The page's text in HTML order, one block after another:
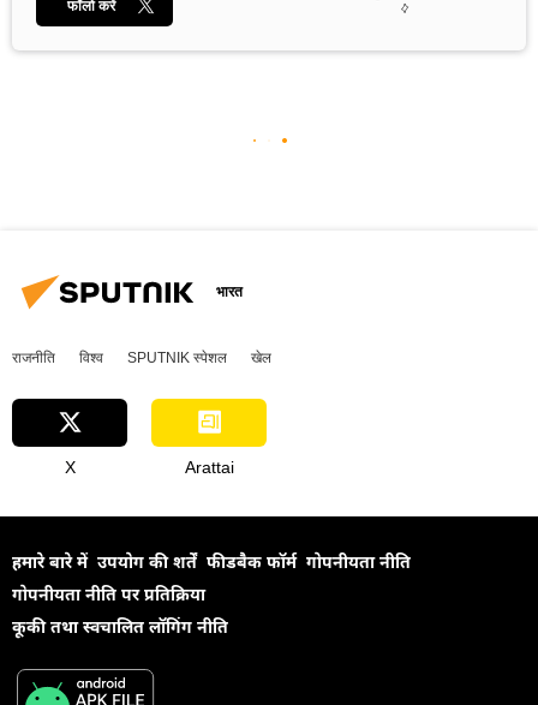
फॉलो करें
भारत
राजनीति विश्व SPUTNIK स्पेशल खेल
X Arattai
हमारे बारे में उपयोग की शर्तें फीडबैक फॉर्म गोपनीयता नीति
गोपनीयता नीति पर प्रतिक्रिया
कूकी तथा स्वचालित लॉगिंग नीति